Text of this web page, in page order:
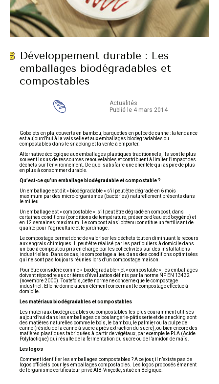
Développement durable : Les
emballages biodégradables et
compostables
Actualités
Publié le 4 mars 2014
Gobelets en pla, couverts en bambou, barquettes en pulpe de canne : la tendance
est aujourd’hui à la vaisselle et aux emballages biodegradables ou
compostables dans le snacking et la vente à emporter.
Alternative écologique aux emballages plastiques traditionnels, ils sont le plus
souvent issus de ressources renouvelables et contribuent à limiter l’impact des
déchets sur l’environnement. De quoi satisfaire une clientèle qui aspire de plus
en plus à consommer durable.
Qu’est-ce qu’un emballage biodégradable et compostable ?
Un emballage est dit « biodégradable » s’il peut être dégradé en 6 mois
maximum par des micro-organismes (bactéries) naturellement présents dans
le milieu.
Un emballage est « compostable », s’il peut être dégradé en compost, dans
certaines conditions (conditions de température, présence d’eau et d’oxygène) et
en 12 semaines maximum. Le compost ainsi obtenu constitue un fertilisant de
qualité pour l’agriculture et le jardinage.
Le compostage permet donc de valoriser les déchets tout en diminuant le recours
aux engrais chimiques. Il peut être réalisé par les particuliers à domicile dans
un bac à compost ou pris en charge par les collectivités sur des installations
industrielles. Dans ce cas, le compostage a lieu dans des conditions optimisées
qui ne sont pas toujours réunies lors d’un compostage maison.
Pour être considéré comme « biodégradable » et « compostable », les emballages
doivent répondre aux critères d’évaluation définis par la norme NF EN 13432
(novembre 2000). Toutefois, cette norme ne concerne que le compostage
industriel. Elle ne donne aucun élément concernant le compostage effectué à
domicile.
Les matériaux biodégradables et compostables
Les matériaux biodégradables ou compostables les plus couramment utilisés
aujourd’hui dans les emballages de boulangerie-pâtisserie et de snacking sont
des matières naturelles comme le bois, le bambou, le palmier ou la pulpe de
canne (résidu de la canne à sucre après extraction du sucre), ou bien encore des
matières plastiques fabriquées à partir de végétaux, par exemple le PLA (Acide
Polylactique) qui résulte de la fermentation du sucre ou de l’amidon de maïs.
Les logos
Comment identifier les emballages compostables ? A ce jour, il n’existe pas de
logos officiels pour les emballages compostables. Les logos proposés émanent
de l’organisme certificateur privé AIB-Vinçotte, situé en Belgique.